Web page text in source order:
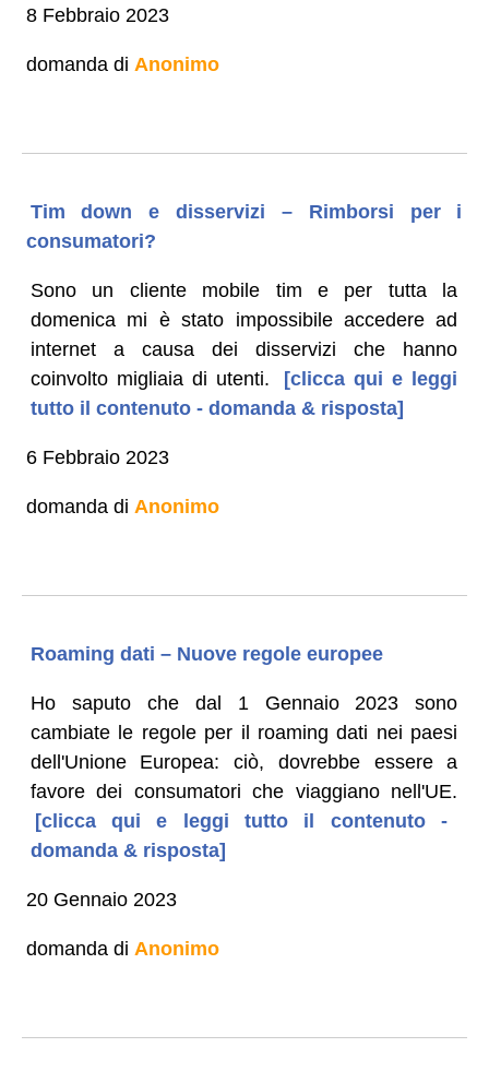
8 Febbraio 2023
domanda di Anonimo
Tim down e disservizi – Rimborsi per i
consumatori?
Sono un cliente mobile tim e per tutta la
domenica mi è stato impossibile accedere ad
internet a causa dei disservizi che hanno
coinvolto migliaia di utenti.
[clicca qui e leggi
tutto il contenuto - domanda & risposta]
6 Febbraio 2023
domanda di Anonimo
Roaming dati – Nuove regole europee
Ho saputo che dal 1 Gennaio 2023 sono
cambiate le regole per il roaming dati nei paesi
dell'Unione Europea: ciò, dovrebbe essere a
favore dei consumatori che viaggiano nell'UE.
[clicca qui e leggi tutto il contenuto -
domanda & risposta]
20 Gennaio 2023
domanda di Anonimo